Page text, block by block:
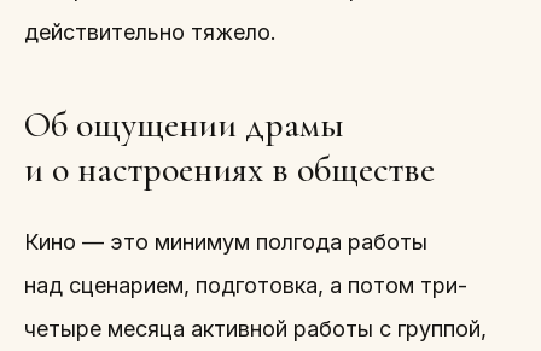
действительно тяжело.
Об ощущении драмы
и о настроениях в обществе
Кино — это минимум полгода работы
над сценарием, подготовка, а потом три-
четыре месяца активной работы с группой,